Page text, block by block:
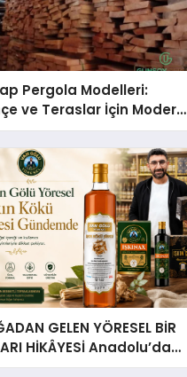
Pergola Modelleri:
ve Teraslar İçin Modern
Fikirleri
GELEN YÖRESEL BİR
HİKÂYESİ Anadolu’dan
Güçlü Bir Başarı